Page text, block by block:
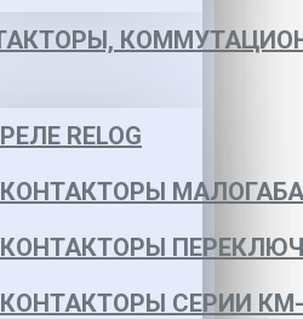
РЕЛЕ RELOG
КОНТАКТОРЫ
КОНТАКТОРЫ
КОНТАКТОРЫ СЕРИИ КМ-